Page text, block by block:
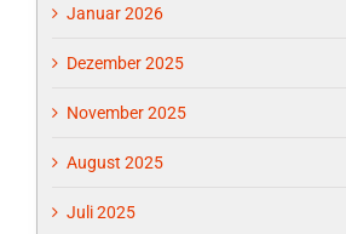
Januar 2026
Dezember 2025
November 2025
August 2025
Juli 2025